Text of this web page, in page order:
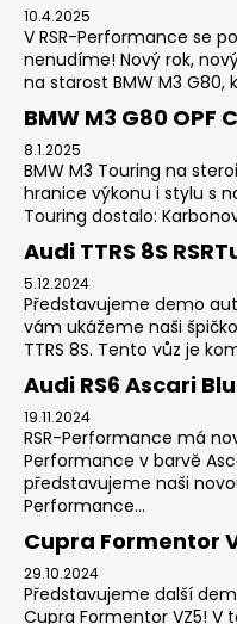
10.4.2025
V RSR-Performance se
nenudíme! Nový rok,
na starost BMW M3 G80,
BMW M3 G80 OPF
8.1.2025
BMW M3 Touring na
hranice výkonu i stylu s
Touring dostalo:
Audi TTRS 8S
5.12.2024
Představujeme demo
vám ukážeme naši
TTRS 8S. Tento vůz je
Audi RS6 Ascari
19.11.2024
RSR-Performance má
Performance v barvě
představujeme naši
Performance...
Cupra Formentor
29.10.2024
Představujeme další
Cupra Formentor VZ5!